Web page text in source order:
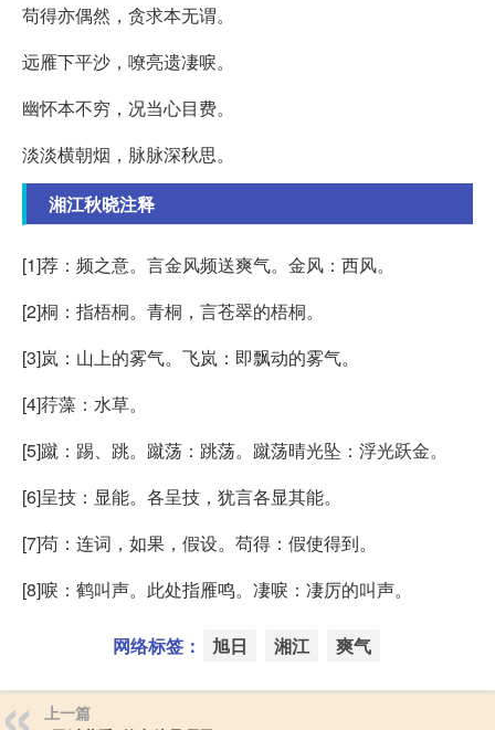
苟得亦偶然，贪求本无谓。
远雁下平沙，嘹亮遗凄唳。
幽怀本不穷，况当心目费。
淡淡横朝烟，脉脉深秋思。
湘江秋晓注释
[1]荐：频之意。言金风频送爽气。金风：西风。
[2]桐：指梧桐。青桐，言苍翠的梧桐。
[3]岚：山上的雾气。飞岚：即飘动的雾气。
[4]荇藻：水草。
[5]蹴：踢、跳。蹴荡：跳荡。蹴荡晴光坠：浮光跃金。
[6]呈技：显能。各呈技，犹言各显其能。
[7]苟：连词，如果，假设。苟得：假使得到。
[8]唳：鹤叫声。此处指雁鸣。凄唳：凄厉的叫声。
网络标签： 旭日 湘江 爽气
上一篇